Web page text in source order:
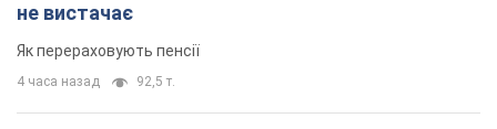
не вистачає
Як перераховують пенсії
4 часа назад 92,5 т.